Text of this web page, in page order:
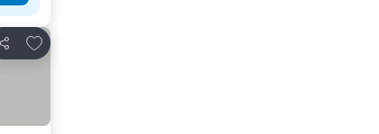
Κοινοποίηση
Προσθήκη στα αγαπημένα